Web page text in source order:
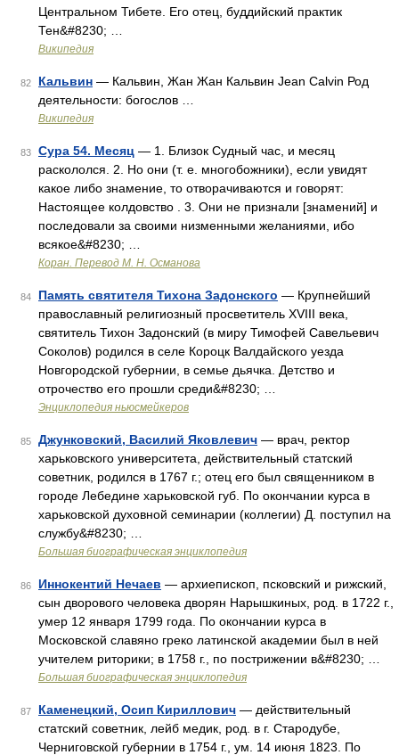
Центральном Тибете. Его отец, буддийский практик
Тен&#8230; …
Википедия
82 Кальвин — Кальвин, Жан Жан Кальвин Jean Calvin Род
деятельности: богослов …
Википедия
83 Сура 54. Месяц — 1. Близок Судный час, и месяц
раскололся. 2. Но они (т. е. многобожники), если увидят
какое либо знамение, то отворачиваются и говорят:
Настоящее колдовство . 3. Они не признали [знамений] и
последовали за своими низменными желаниями, ибо
всякое&#8230; …
Коран. Перевод М. Н. Османова
84 Память святителя Тихона Задонского — Крупнейший
православный религиозный просветитель XVIII века,
святитель Тихон Задонский (в миру Тимофей Савельевич
Соколов) родился в селе Короцк Валдайского уезда
Новгородской губернии, в семье дьячка. Детство и
отрочество его прошли среди&#8230; …
Энциклопедия ньюсмейкеров
85 Джунковский, Василий Яковлевич — врач, ректор
харьковского университета, действительный статский
советник, родился в 1767 г.; отец его был священником в
городе Лебедине харьковской губ. По окончании курса в
харьковской духовной семинарии (коллегии) Д. поступил на
службу&#8230; …
Большая биографическая энциклопедия
86 Иннокентий Нечаев — архиепископ, псковский и рижский,
сын дворового человека дворян Нарышкиных, род. в 1722 г.,
умер 12 января 1799 года. По окончании курса в
Московской славяно греко латинской академии был в ней
учителем риторики; в 1758 г., по пострижении в&#8230; …
Большая биографическая энциклопедия
87 Каменецкий, Осип Кириллович — действительный
статский советник, лейб медик, род. в г. Стародубе,
Черниговской губернии в 1754 г., ум. 14 июня 1823. По